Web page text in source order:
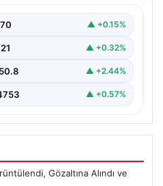
çalışmaları
önemli…
▲ +0.15%
▲ +0.32%
▲ +2.44%
▲ +0.57%
Gözaltına Alındı ve